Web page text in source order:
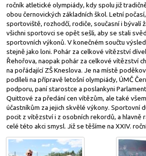
ročník atletické olympiády, kdy spolu již
obou černovických základních škol. Letní
sportoviště, rozhodčí, rodiče, současní i bývalí
všichni sportovci se opět sešli, aby se stali
sportovních výkonů. V konečném součtu
stejně jako loni. Pohár za celkové vítězství
Řehořova, naopak pohár za celkové vítězství
na pořádající ZŠ Kneslova. Je na místě
podíleli na přípravě letošní olympiády, ÚMČ
podporu, paní starostce a poslankyni
Quittové za předání cen vítězům, ale také
účastníkům za jejich skvělé výkony. Sportovní
pocit z vítězství i z osobních rekordů, a hlavně
celé této akci smysl. Již se těšíme na XXIV.